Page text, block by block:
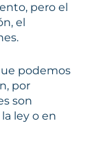
pero el
el
podemos
por
son
ley o en